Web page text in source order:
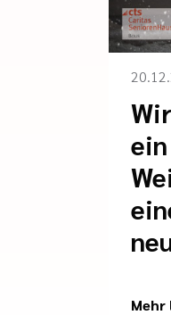
Mehr